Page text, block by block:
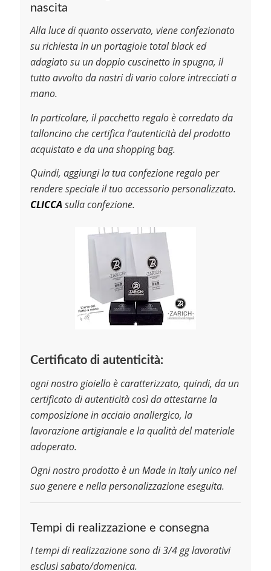
nascita
Alla luce di quanto osservato, viene confezionato
su richiesta in un portagioie total black ed
adagiato su un doppio cuscinetto in spugna, il
tutto avvolto da nastri di vario colore intrecciati a
mano.
In particolare, il pacchetto regalo è corredato da
talloncino che certifica l’autenticità del prodotto
acquistato e da una shopping bag.
Quindi, aggiungi la tua confezione regalo per
rendere speciale il tuo accessorio personalizzato.
CLICCA sulla confezione.
Certificato di autenticità:
ogni nostro gioiello è caratterizzato, quindi, da un
certificato di autenticità così da attestarne la
composizione in acciaio anallergico, la
lavorazione artigianale e la qualità del materiale
adoperato.
Ogni nostro prodotto è un Made in Italy unico nel
suo genere e nella personalizzazione eseguita.
Tempi di realizzazione e consegna
I tempi di realizzazione sono di 3/4 gg lavorativi
esclusi sabato/domenica.